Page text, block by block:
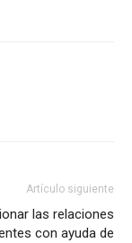
Artículo siguiente
las relaciones
con ayuda de